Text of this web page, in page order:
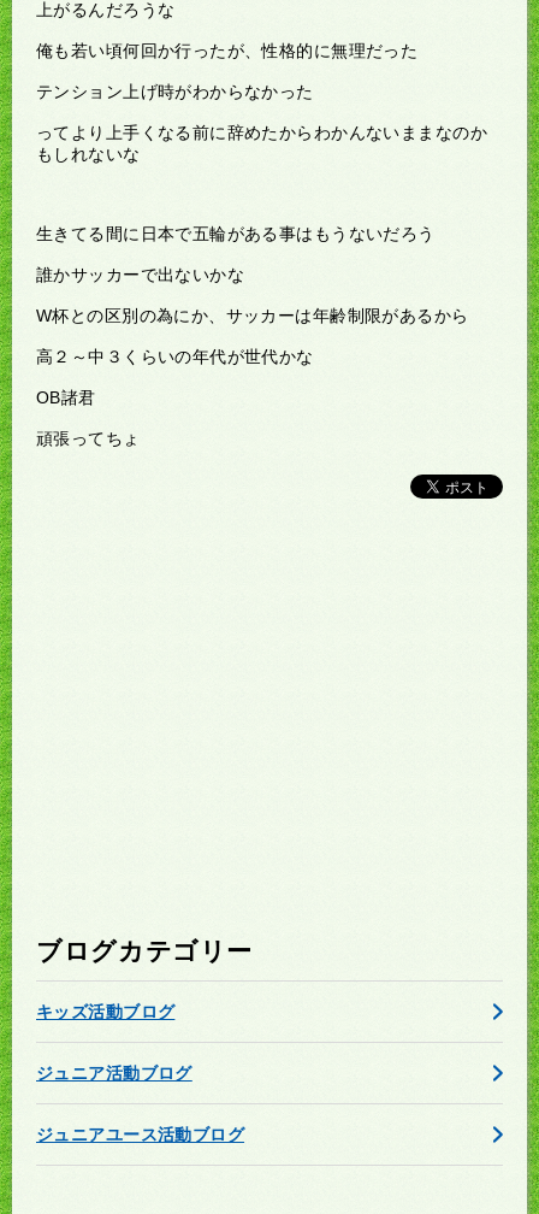
上がるんだろうな
俺も若い頃何回か行ったが、性格的に無理だった
テンション上げ時がわからなかった
ってより上手くなる前に辞めたからわかんないままなのか
もしれないな
生きてる間に日本で五輪がある事はもうないだろう
誰かサッカーで出ないかな
W杯との区別の為にか、サッカーは年齢制限があるから
高２～中３くらいの年代が世代かな
OB諸君
頑張ってちょ
ブログカテゴリー
キッズ活動ブログ
ジュニア活動ブログ
ジュニアユース活動ブログ